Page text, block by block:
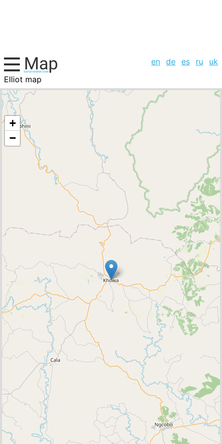
en de es ru
uk
Elliot map
South Africa, cities list
+
−